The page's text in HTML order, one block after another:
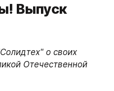
Выпуск
о своих
Отечественной